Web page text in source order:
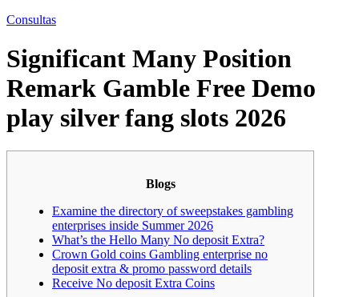
Consultas
Significant Many Position
Remark Gamble Free Demo
play silver fang slots 2026
Blogs
Examine the directory of sweepstakes gambling
enterprises inside Summer 2026
What’s the Hello Many No deposit Extra?
Crown Gold coins Gambling enterprise no
deposit extra & promo password details
Receive No deposit Extra Coins